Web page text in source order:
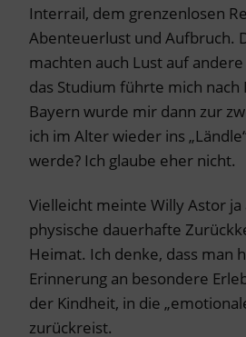
Interrail, dem grenzenlosen
Abenteuerlust und Aufbruch.
machten auch Lust auf
das Studium führte mich nach
Bayern wurde mir dann zur
ich im Alter wieder ins
werde? Ich glaube eher nicht.
Vielleicht meinte Willy Astor ja
physische dauerhafte
Heimat. Ich denke, dass man
Erinnerung an besondere
der Kindheit, in die
zurückreist.